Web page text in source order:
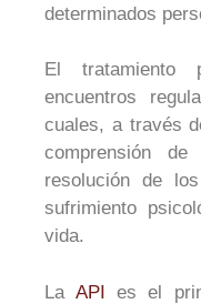
determinados
El tratamiento
encuentros
cuales, a través
comprensión
resolución de
sufrimiento
vida.
LaAPI es el